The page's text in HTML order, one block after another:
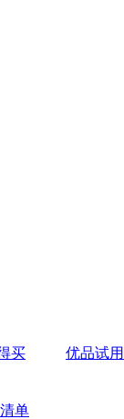
买
优品试用
单